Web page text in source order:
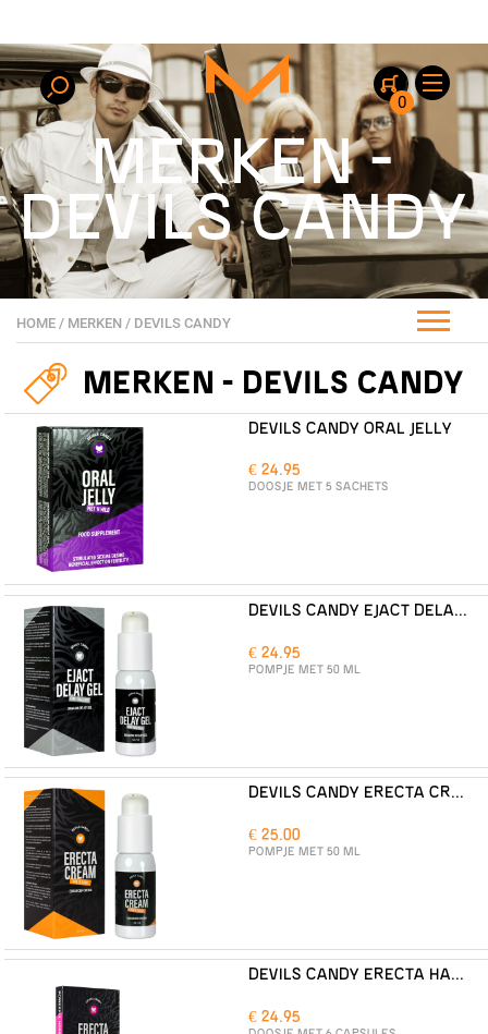
0
MERKEN -
DEVILS CANDY
HOME / MERKEN / DEVILS CANDY
MERKEN - DEVILS CANDY
DEVILS CANDY ORAL JELLY
€ 24.95
DOOSJE MET 5 SACHETS
DEVILS CANDY EJACT DELAY GEL
€ 24.95
POMPJE MET 50 ML
DEVILS CANDY ERECTA CREAM
€ 25.00
POMPJE MET 50 ML
DEVILS CANDY ERECTA HARD
€ 24.95